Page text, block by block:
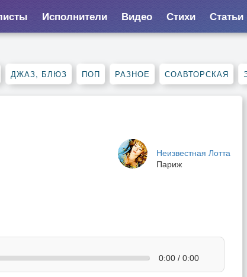
Исполнители Видео Стихи Статьи
ДЖАЗ, БЛЮЗ ПОП РАЗНОЕ СОАВТОРСКАЯ
Неизвестная Лотта
Париж
0:00 / 0:00